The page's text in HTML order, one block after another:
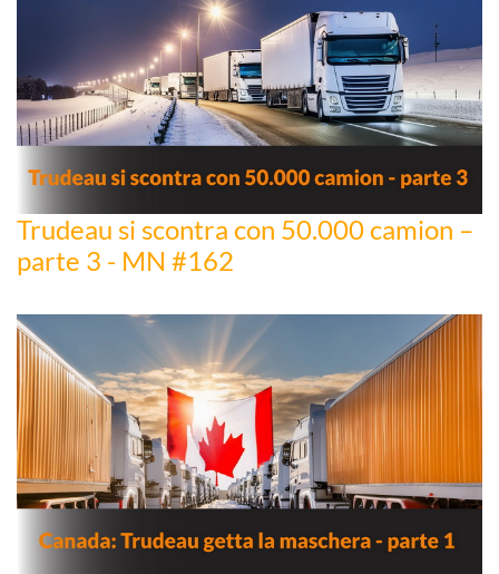
Trudeau si scontra con 50.000 camion –
parte 3 - MN #162